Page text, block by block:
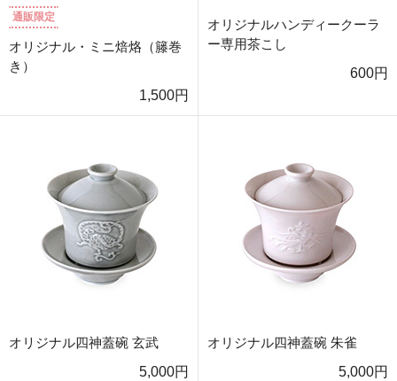
通販限定
オリジナル・ミニ焙烙（籐巻
き）
1,500円
オリジナルハンディークーラ
ー専用茶こし
600円
オリジナル四神蓋碗 玄武
5,000円
オリジナル四神蓋碗 朱雀
5,000円